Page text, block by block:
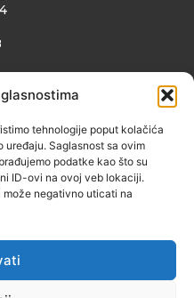
tehnologije poput kolačića
Saglasnost sa ovim
podatke kao što su
ID-ovi na ovoj veb lokaciji.
negativno uticati na
72000 ZENICA